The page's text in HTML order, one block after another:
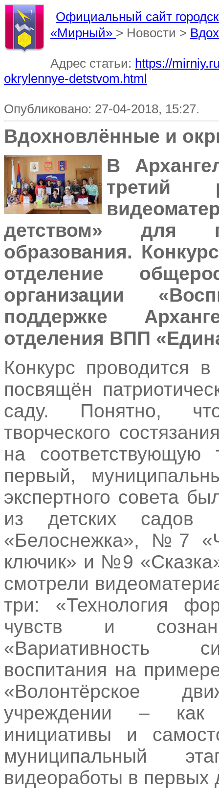
Официальный сайт
«Мирный» > Новости >
Адрес статьи: https://
okrylennye-detstvom.html
Опубликовано: 27-04-2018, 15:27.
Вдохновлённые и
В
третий
детством» для
образования.
отделение
организации
поддержке
отделения ВПП
Конкурс проводится
посвящён
саду. Понятно,
творческого
на
первый,
экспертного совета
из детских
«Белоснежка», №7
ключик» и №9
смотрели
три: «Технология
чувств и
«Вариативность
воспитания на
«Волонтёрское
учреждении – как
инициативы и
муниципальный
видеоработы в первых